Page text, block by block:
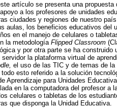
artículo se presenta una
a los profesores de unidades
ciudades y regiones de nuestro
aulas, los beneficios educativos del
en el manejo de celulares o
la metodología Flipped Classroom
y por otra parte se ha construido
la plataforma virtual de
el uso de las TIC y de temas de
esto referido a la solución
Aprendizaje para Unidades
en la computadora del profesor a
celulares o tabletas de los
que disponga la Unidad Educativa.